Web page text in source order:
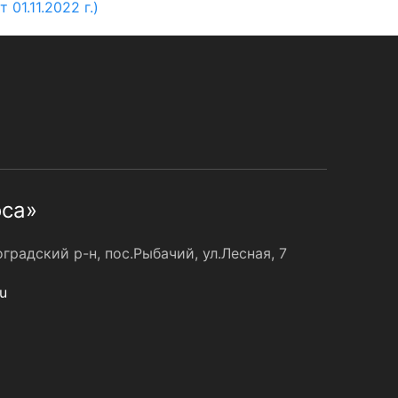
г.)
р-н, пос.Рыбачий, ул.Лесная, 7